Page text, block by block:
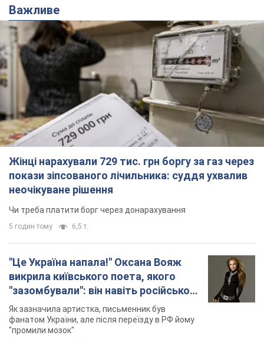
Важливе
Жінці нарахували 729 тис. грн боргу за газ через
покази зіпсованого лічильника: суддя ухвалив
неочікуване рішення
Чи треба платити борг через донарахування
5 годин тому 6,5 т.
"Це Україна напала!" Оксана Вояж
викрила київського поета, якого
"зазомбували": він навіть російської
не знав, а тепер хоче геноциду
українців
Як зазначила артистка, письменник був
фанатом України, але після переїзду в РФ йому
"промили мозок"